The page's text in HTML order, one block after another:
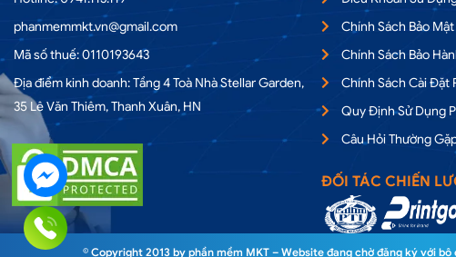
phanmemmkt.vn@gmail.com
Mã số thuế: 0110193643
Địa điểm kinh doanh: Tầng 4 Toà Nhà Stellar Garden,
35 Lê Văn Thiêm, Thanh Xuân, HN
Chính Sách Bảo Mật
Chính Sách Bảo
Chính Sách Cài Đặt
Quy Định Sử Dụng
Câu Hỏi Thường
ĐỐI TÁC CHIẾN
© Copyright 2013 by phần mềm MKT – Website đang chờ đăng ký với